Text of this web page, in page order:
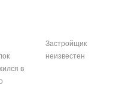
в
Застройщик
неизвестен